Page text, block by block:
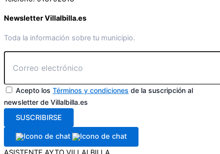
Newsletter Villalbilla.es
Toda la información sobre tu municipio.
Acepto los Términos y condiciones de la suscripción al
newsletter de Villalbilla.es
SUSCRIBIRSE